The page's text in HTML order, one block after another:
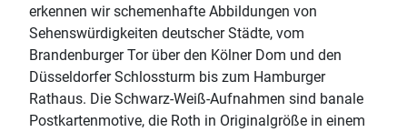
erkennen wir schemenhafte Abbildungen von
Sehenswürdigkeiten deutscher Städte, vom
Brandenburger Tor über den Kölner Dom und den
Düsseldorfer Schlossturm bis zum Hamburger
Rathaus. Die Schwarz-Weiß-Aufnahmen sind banale
Postkartenmotive, die Roth in Originalgröße in einem